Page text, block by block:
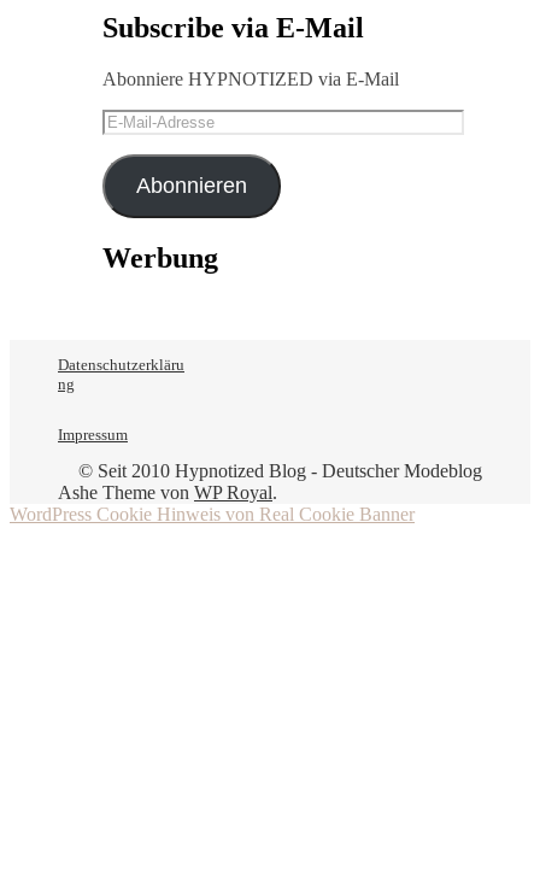
Subscribe via E-Mail
Abonniere HYPNOTIZED via E-Mail
E-
Mail-
Adresse
Abonnieren
Werbung
Datenschutzerkläru
ng
Impressum
© Seit 2010 Hypnotized Blog - Deutscher Modeblog
Ashe Theme von WP Royal.
WordPress Cookie Hinweis von Real Cookie Banner